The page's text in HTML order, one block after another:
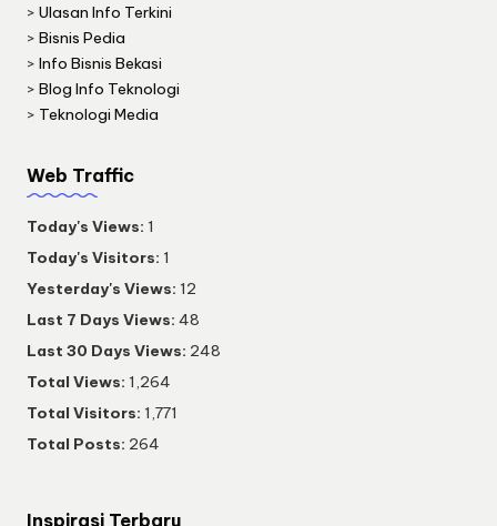
> Ulasan Info Terkini
> Bisnis Pedia
> Info Bisnis Bekasi
> Blog Info Teknologi
> Teknologi Media
Web Traffic
Today's Views: 1
Today's Visitors: 1
Yesterday's Views: 12
Last 7 Days Views: 48
Last 30 Days Views: 248
Total Views: 1,264
Total Visitors: 1,771
Total Posts: 264
Inspirasi Terbaru